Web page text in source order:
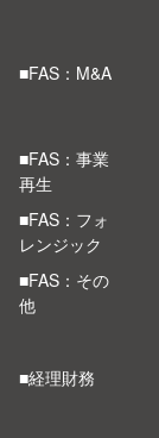
■FAS：M&A
■FAS：事業
再生
■FAS：フォ
レンジック
■FAS：その
他
■経理財務